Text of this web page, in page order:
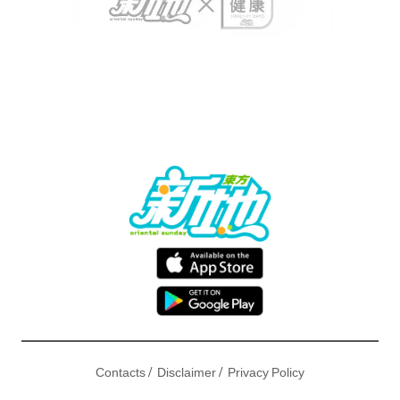
Contacts/ Disclaimer/ Privacy Policy